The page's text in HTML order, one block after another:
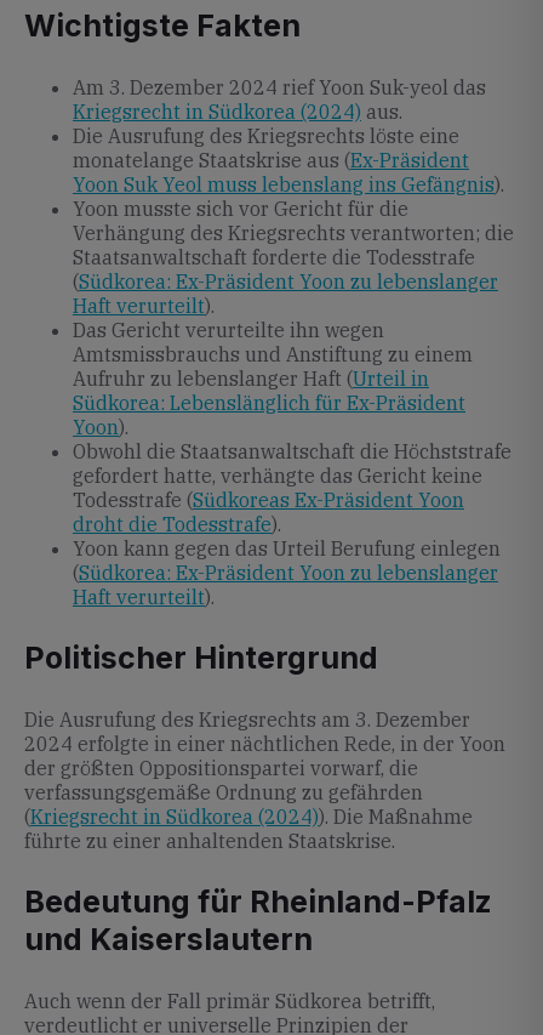
Wichtigste Fakten
Am 3. Dezember 2024 rief Yoon Suk-yeol das
Kriegsrecht in Südkorea (2024) aus.
Die Ausrufung des Kriegsrechts löste eine
monatelange Staatskrise aus (Ex-Präsident
Yoon Suk Yeol muss lebenslang ins Gefängnis).
Yoon musste sich vor Gericht für die
Verhängung des Kriegsrechts verantworten; die
Staatsanwaltschaft forderte die Todesstrafe
(Südkorea: Ex-Präsident Yoon zu lebenslanger
Haft verurteilt).
Das Gericht verurteilte ihn wegen
Amtsmissbrauchs und Anstiftung zu einem
Aufruhr zu lebenslanger Haft (Urteil in
Südkorea: Lebenslänglich für Ex-Präsident
Yoon).
Obwohl die Staatsanwaltschaft die Höchststrafe
gefordert hatte, verhängte das Gericht keine
Todesstrafe (Südkoreas Ex-Präsident Yoon
droht die Todesstrafe).
Yoon kann gegen das Urteil Berufung einlegen
(Südkorea: Ex-Präsident Yoon zu lebenslanger
Haft verurteilt).
Politischer Hintergrund
Die Ausrufung des Kriegsrechts am 3. Dezember
2024 erfolgte in einer nächtlichen Rede, in der Yoon
der größten Oppositionspartei vorwarf, die
verfassungsgemäße Ordnung zu gefährden
(Kriegsrecht in Südkorea (2024)). Die Maßnahme
führte zu einer anhaltenden Staatskrise.
Bedeutung für Rheinland-Pfalz
und Kaiserslautern
Auch wenn der Fall primär Südkorea betrifft,
verdeutlicht er universelle Prinzipien der